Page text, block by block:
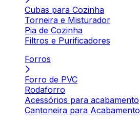
Cubas para Cozinha
Torneira e Misturador
Pia de Cozinha
Filtros e Purificadores
Forros
Forro de PVC
Rodaforro
Acessórios para acabamento
Cantoneira para Acabamento